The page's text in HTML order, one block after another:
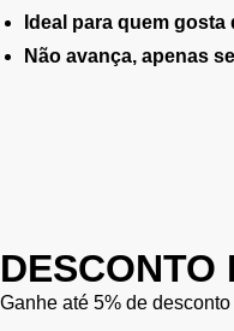
Ideal para quem
Não avança, apenas
DESCONTO
Ganhe até 5% de